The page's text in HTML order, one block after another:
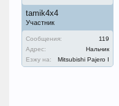
tamik4x4
Участник
Сообщения:
119
Адрес:
Нальчик
Езжу на:
Mitsubishi Pajero I